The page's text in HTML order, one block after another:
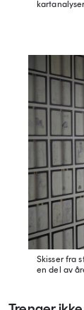
Skisser fra
en del av